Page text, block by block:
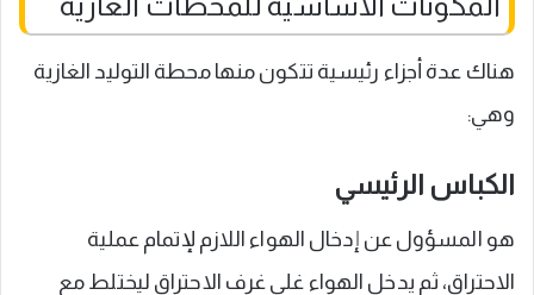
هناك عدة أجزاء رئيسية تتكون منها محطة التوليد الغازية
وهي:
الكباس الرئيسي
هو المسؤول عن إدخال الهواء اللازم لإتمام عملية
الاحتراق، ثم يدخل الهواء غلى غرف الاحتراق ليختلط مع